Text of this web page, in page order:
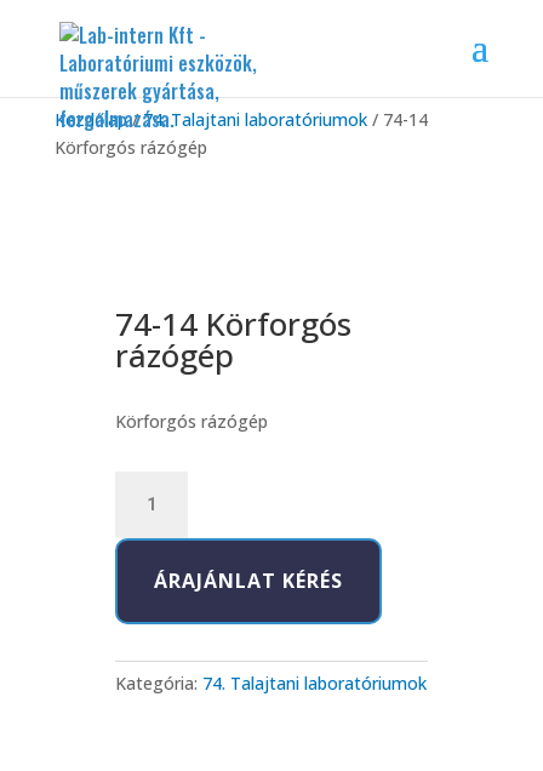
Kezdőlap/74. Talajtani laboratóriumok/ 74-14
Körforgós rázógép
74-14 Körforgós
rázógép
Körforgós rázógép
Körforgós
rázógép
mennyiség
ÁRAJÁNLAT KÉRÉS
Kategória: 74. Talajtani laboratóriumok